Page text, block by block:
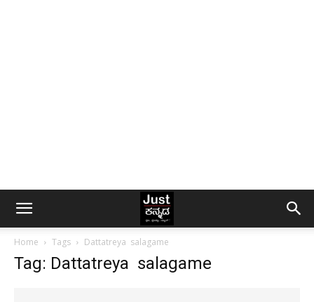
Home Tags Dattatreya salagame
Tag: Dattatreya salagame